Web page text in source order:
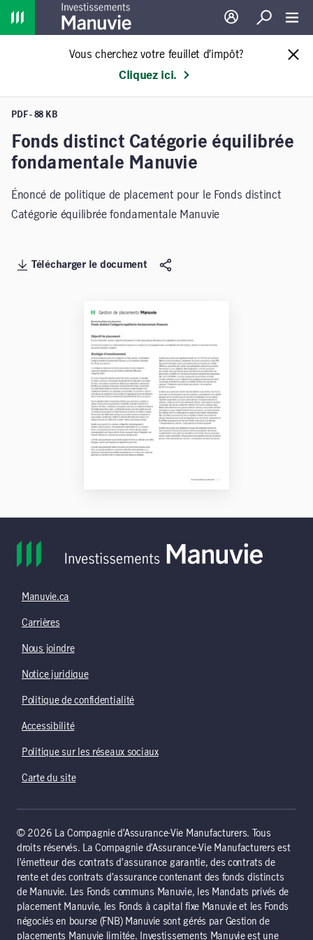
Home
Ouverture de
Recherche
Vous cherchez votre feuillet d’impôt?
Cliquez ici.
PDF - 88 KB
Fonds distinct Catégorie équilibrée
fondamentale Manuvie
Énoncé de politique de placement pour le Fonds distinct
Catégorie équilibrée fondamentale Manuvie
Télécharger le document
Manuvie.ca
Carrières
Nous joindre
Notice juridique
Politique de confidentialité
Accessibilité
Politique sur les réseaux sociaux
Carte du site
© 2026 La Compagnie d’Assurance-Vie Manufacturers. Tous
droits réservés. La Compagnie d’Assurance-Vie Manufacturers est
l’émetteur des contrats d’assurance garantie, des contrats de
rente et des contrats d’assurance contenant des fonds distincts
de Manuvie. Les Fonds communs Manuvie, les Mandats privés de
placement Manuvie, les Fonds à capital fixe Manuvie et les Fonds
négociés en bourse (FNB) Manuvie sont gérés par Gestion de
placements Manuvie limitée. Investissements Manuvie est une